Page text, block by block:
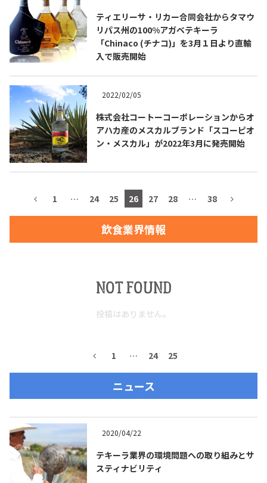
TEQUILA JOURNAL
About テキーラとは
テキーラの飲み方
メキシコ料理 メキシコ旅行
メキシコの記念日
＆レストラン
ティエリーサ・リカー合同会社からタマウ
リパス州の100%アガベテキーラ
「Chinaco (チナコ)」を3月１日より直輸
入で販売開始
2022/02/05
株式会社コートーコーポレーションからオ
アハカ産のメスカルブランド「スコーピオ
ン・メスカル」が2022年3月に発売開始
1 … 24 25 26 27 28 … 38
飲食業界情報
NOT FOUND
投稿はありません。
1 … 24 25
ニュース
2020/04/22
テキーラ業界の環境問題への取り組みとサ
スティナビリティ